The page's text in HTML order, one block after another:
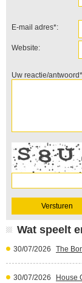
E-mail adres*:
Website:
Uw reactie/
Wat speelt
30/07/2026 The
30/07/2026 House